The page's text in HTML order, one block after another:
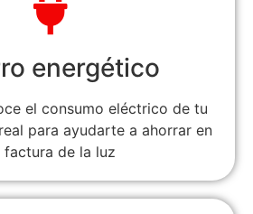
energético
el consumo eléctrico de tu
para ayudarte a ahorrar en
factura de la luz